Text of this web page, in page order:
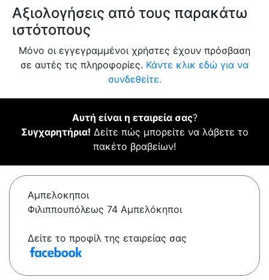
Αξιολογήσεις από τους παρακάτω
ιστότοπους
Μόνο οι εγγεγραμμένοι χρήστες έχουν πρόσβαση
σε αυτές τις πληροφορίες. Κάντε κλικ εδώ για να
συνδεθείτε.
Αυτή είναι η εταιρεία σας?
Συγχαρητήρια! Δείτε πώς μπορείτε να λάβετε το
πακέτο βραβείων!
Αμπελοκηποι
Φιλιππουπόλεως 74 Αμπελόκηποι
Δείτε το προφίλ της εταιρείας σας